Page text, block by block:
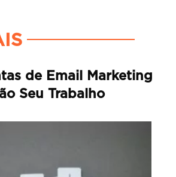
de Email Marketing
Seu Trabalho